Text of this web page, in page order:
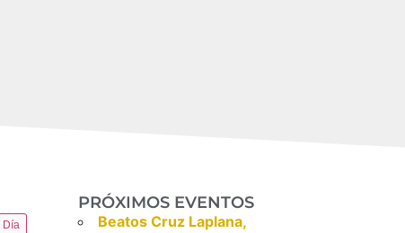
Día
PRÓXIMOS EVENTOS
Beatos Cruz Laplana,